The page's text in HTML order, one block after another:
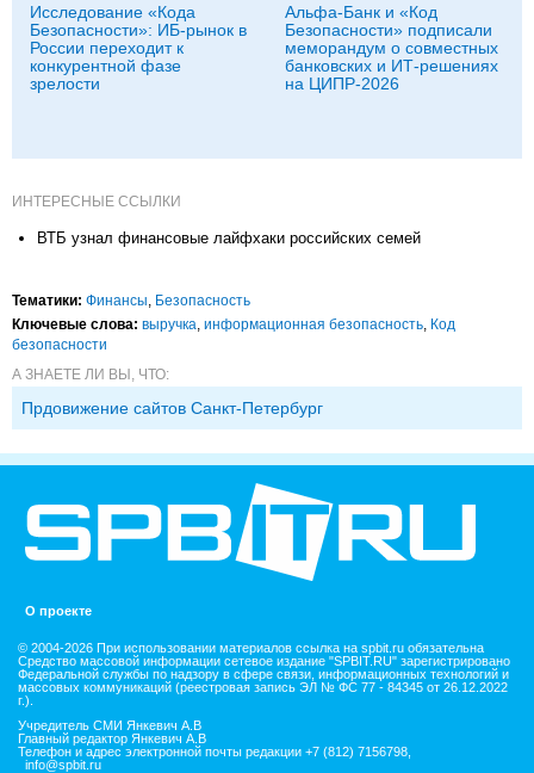
Исследование «Кода
Безопасности»: ИБ-рынок в
России переходит к
конкурентной фазе
зрелости
Альфа-Банк и «Код
Безопасности» подписали
меморандум о совместных
банковских и ИТ-решениях
на ЦИПР-2026
ИНТЕРЕСНЫЕ ССЫЛКИ
ВТБ узнал финансовые лайфхаки российских семей
Тематики: Финансы, Безопасность
Ключевые слова: выручка, информационная безопасность, Код
безопасности
А ЗНАЕТЕ ЛИ ВЫ, ЧТО:
Прдовижение сайтов Санкт-Петербург
О проекте
© 2004-2026 При использовании материалов ссылка на spbit.ru обязательна
Средство массовой информации сетевое издание "SPBIT.RU" зарегистрировано
Федеральной службы по надзору в сфере связи, информационных технологий и
массовых коммуникаций (реестровая запись ЭЛ № ФС 77 - 84345 от 26.12.2022
г.).
Учредитель СМИ Янкевич А.В
Главный редактор Янкевич А.В
Телефон и адрес электронной почты редакции +7 (812) 7156798,
info@spbit.ru